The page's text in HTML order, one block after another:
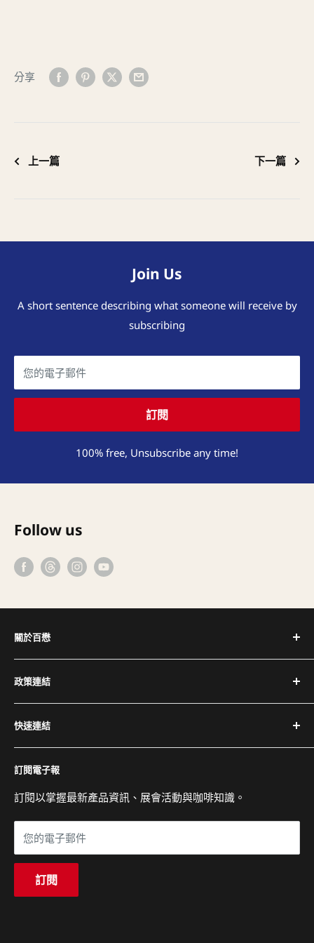
分享
上一篇 下一篇
Join Us
A short sentence describing what someone will receive by
subscribing
您的電子郵件
訂閱
100% free, Unsubscribe any time!
Follow us
關於百懋
深耕台灣咖啡產業 30+ 年，代理全球頂尖咖啡設備品牌，
提供完整設備與專業維修服務。
電話：(02) 2504-1425
Email：service@cojaft.com.tw
公司：104 台北市中山區農安街 164 號 3 樓
展示間：104 台北市中山區農安街 227-1 號 1 樓
營業時間：週一至週五 09:00 - 18:00
政策連結
隱私權政策
退換貨與退款政策
運送政策
服務條款
快速連結
關於百懋
客戶案例
聯絡我們
常見問題
訂閱電子報
訂閱以掌握最新產品資訊、展會活動與咖啡知識。
您的電子郵件
訂閱